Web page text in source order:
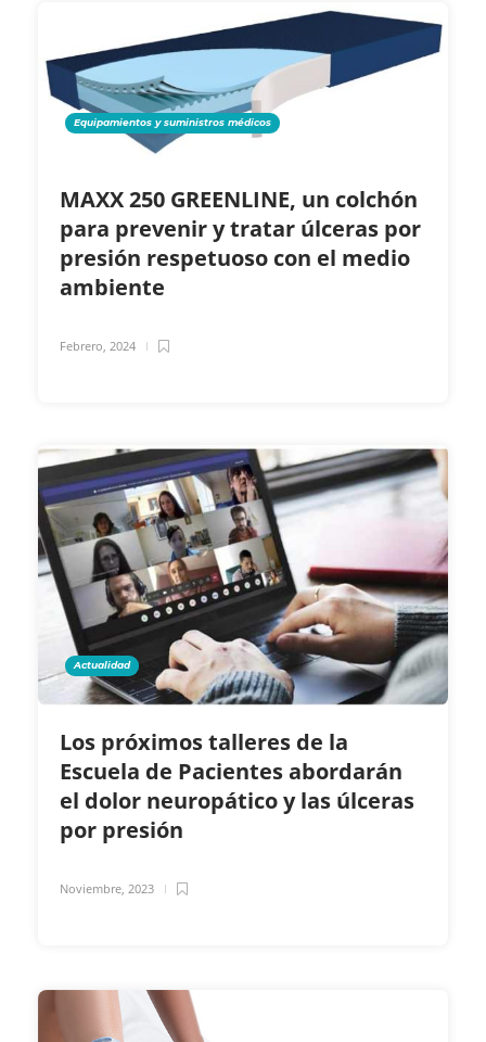
Equipamientos y suministros médicos
MAXX 250 GREENLINE, un colchón
para prevenir y tratar úlceras por
presión respetuoso con el medio
ambiente
Febrero, 2024
Actualidad
Los próximos talleres de la
Escuela de Pacientes abordarán
el dolor neuropático y las úlceras
por presión
Noviembre, 2023